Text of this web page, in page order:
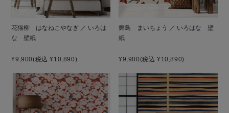
花猫柳 はなねこやなぎ ／ いろは
な 壁紙
¥9,900(税込 ¥10,890)
舞鳥 まいちょう ／ いろはな 壁
紙
¥9,900(税込 ¥10,890)